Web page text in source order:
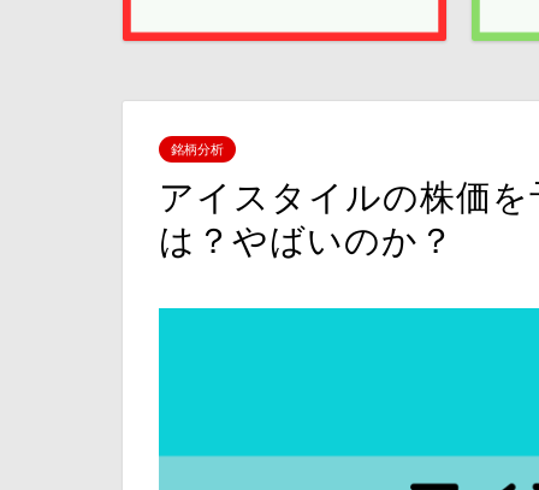
銘柄分析
アイスタイルの株価
は？やばいのか？